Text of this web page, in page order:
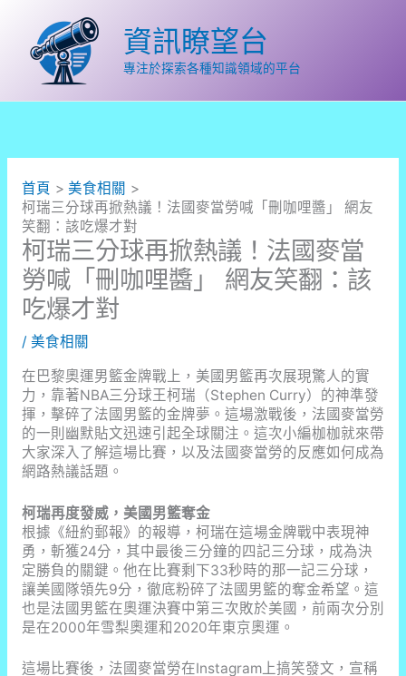
容
資訊瞭望台
專注於探索各種知識領域的平台
首頁
美食相關
柯瑞三分球再掀熱議！法國麥當勞喊「刪咖哩醬」 網友
笑翻：該吃爆才對
柯瑞三分球再掀熱議！法國麥當
勞喊「刪咖哩醬」 網友笑翻：該
吃爆才對
/ 美食相關
在巴黎奧運男籃金牌戰上，美國男籃再次展現驚人的實
力，靠著NBA三分球王柯瑞（Stephen Curry）的神準發
揮，擊碎了法國男籃的金牌夢。這場激戰後，法國麥當勞
的一則幽默貼文迅速引起全球關注。這次小編枷枷就來帶
大家深入了解這場比賽，以及法國麥當勞的反應如何成為
網路熱議話題。
柯瑞再度發威，美國男籃奪金
根據《紐約郵報》的報導，柯瑞在這場金牌戰中表現神
勇，斬獲24分，其中最後三分鐘的四記三分球，成為決
定勝負的關鍵。他在比賽剩下33秒時的那一記三分球，
讓美國隊領先9分，徹底粉碎了法國男籃的奪金希望。這
也是法國男籃在奧運決賽中第三次敗於美國，前兩次分別
是在2000年雪梨奧運和2020年東京奧運。
這場比賽後，法國麥當勞在Instagram上搞笑發文，宣稱